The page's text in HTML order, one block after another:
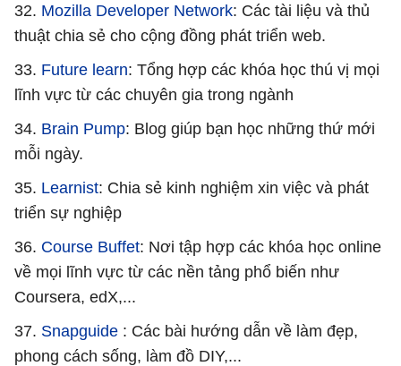
32. Mozilla Developer Network: Các tài liệu và thủ
thuật chia sẻ cho cộng đồng phát triển web.
33. Future learn: Tổng hợp các khóa học thú vị mọi
lĩnh vực từ các chuyên gia trong ngành
34. Brain Pump: Blog giúp bạn học những thứ mới
mỗi ngày.
35. Learnist: Chia sẻ kinh nghiệm xin việc và phát
triển sự nghiệp
36. Course Buffet: Nơi tập hợp các khóa học online
về mọi lĩnh vực từ các nền tảng phổ biến như
Coursera, edX,...
37. Snapguide : Các bài hướng dẫn về làm đẹp,
phong cách sống, làm đồ DIY,...